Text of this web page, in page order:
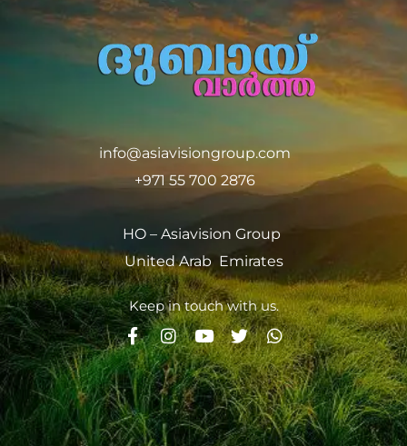
info@asiavisiongroup.com
+971 55 700 2876
HO – Asiavision Group
United Arab Emirates
Keep in touch with us.